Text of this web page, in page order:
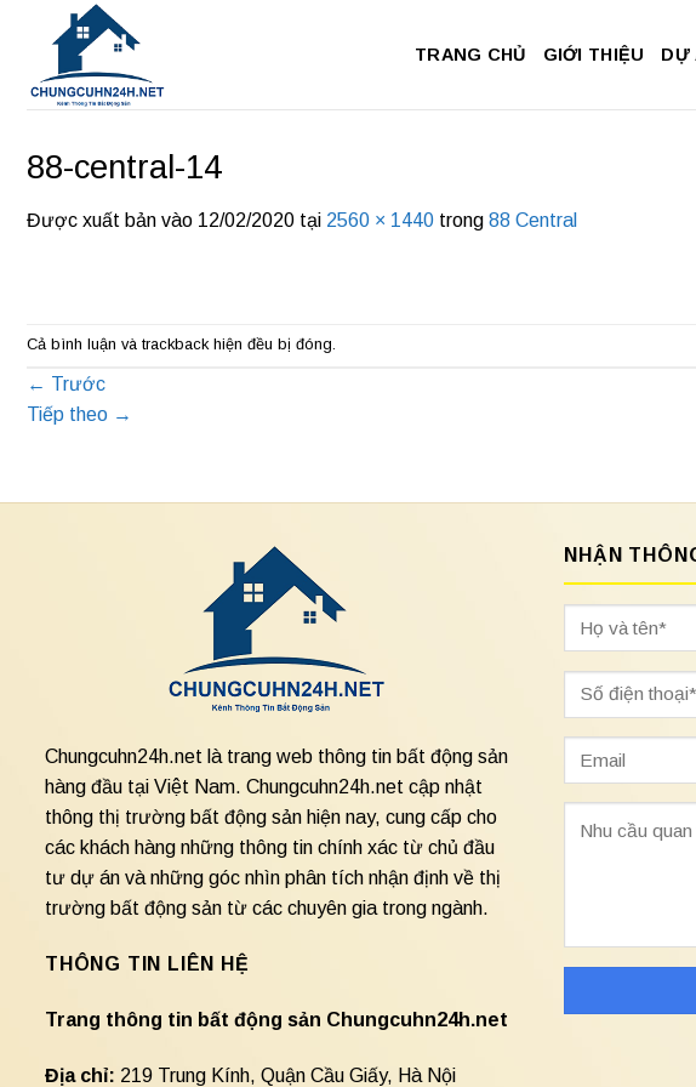
dung
TRANG CHỦ GIỚI THIỆU DỰ
88-central-14
Được xuất bản vào 12/02/2020 tại 2560 × 1440 trong 88 Central
Cả bình luận và trackback hiện đều bị đóng.
← Trước
Tiếp theo →
Chungcuhn24h.net là trang web thông tin bất động sản
hàng đầu tại Việt Nam. Chungcuhn24h.net cập nhật
thông thị trường bất động sản hiện nay, cung cấp cho
các khách hàng những thông tin chính xác từ chủ đầu
tư dự án và những góc nhìn phân tích nhận định về thị
trường bất động sản từ các chuyên gia trong ngành.
THÔNG TIN LIÊN HỆ
Trang thông tin bất động sản Chungcuhn24h.net
Địa chỉ: 219 Trung Kính, Quận Cầu Giấy, Hà Nội
NHẬN